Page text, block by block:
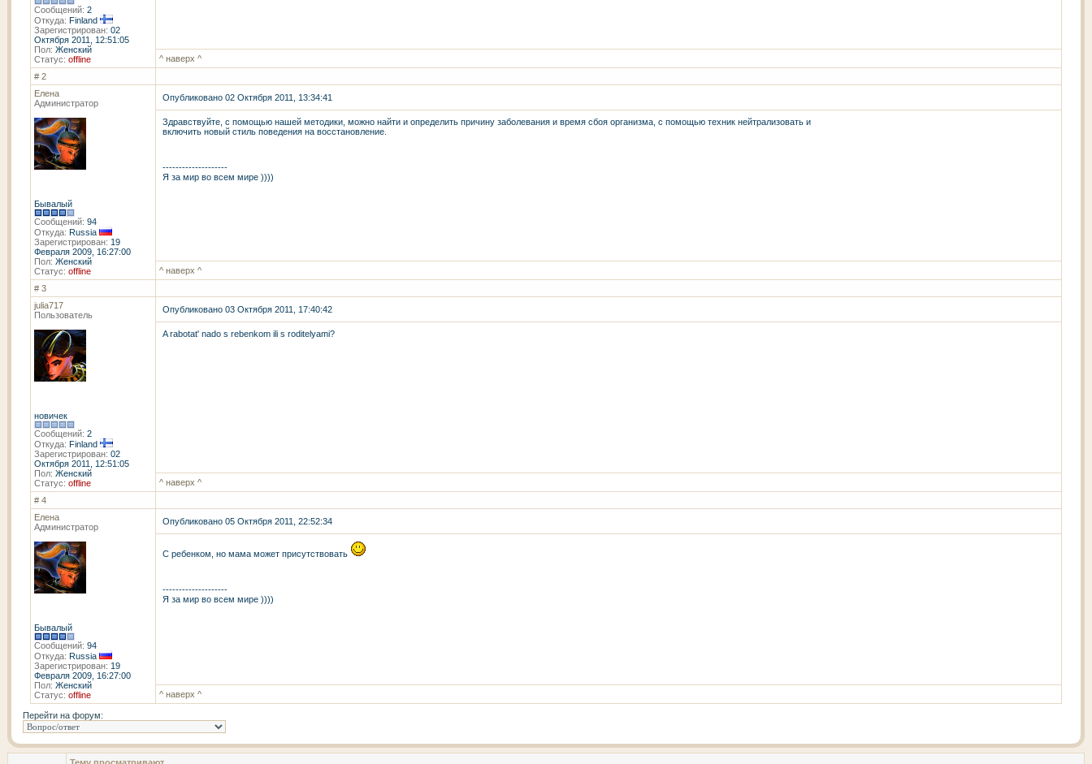
Сообщений: 2
Откуда: Finland
Зарегистрирован: 02
Октября 2011, 12:51:05
Пол: Женский
Статус: offline
^ наверх ^
# 2
Елена
Администратор
Бывалый
Сообщений: 94
Откуда: Russia
Зарегистрирован: 19
Февраля 2009, 16:27:00
Пол: Женский
Статус: offline
Опубликовано 02 Октября 2011, 13:34:41
Здравствуйте, с помощью нашей методики, можно найти и определить причину заболевания и время сбоя организма, с помощью техник нейтрализовать и
включить новый стиль поведения на восстановление.
--------------------
Я за мир во всем мире ))))
^ наверх ^
# 3
julia717
Пользователь
новичек
Сообщений: 2
Откуда: Finland
Зарегистрирован: 02
Октября 2011, 12:51:05
Пол: Женский
Статус: offline
Опубликовано 03 Октября 2011, 17:40:42
A rabotat' nado s rebenkom ili s roditelyami?
^ наверх ^
# 4
Елена
Администратор
Бывалый
Сообщений: 94
Откуда: Russia
Зарегистрирован: 19
Февраля 2009, 16:27:00
Пол: Женский
Статус: offline
Опубликовано 05 Октября 2011, 22:52:34
С ребенком, но мама может присутствовать
--------------------
Я за мир во всем мире ))))
^ наверх ^
Перейти на форум: